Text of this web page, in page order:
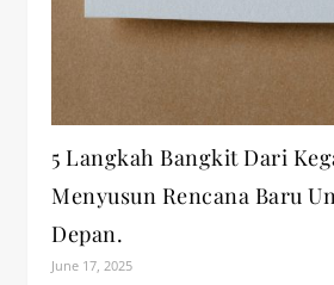
5 Langkah Bangkit Dari
Menyusun Rencana Baru
Depan.
June 17, 2025